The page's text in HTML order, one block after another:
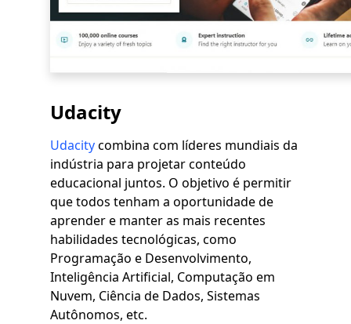
Udacity
Udacitycombina com líderes mundiais da
indústria para projetar conteúdo
educacional juntos. O objetivo é permitir
que todos tenham a oportunidade de
aprender e manter as mais recentes
habilidades tecnológicas, como
Programação e Desenvolvimento,
Inteligência Artificial, Computação em
Nuvem, Ciência de Dados, Sistemas
Autônomos, etc.